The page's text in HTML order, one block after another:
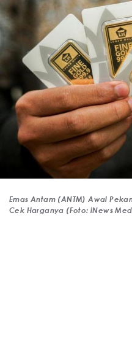
Emas Antam (ANTM) Awal
Cek Harganya (Foto: iNews